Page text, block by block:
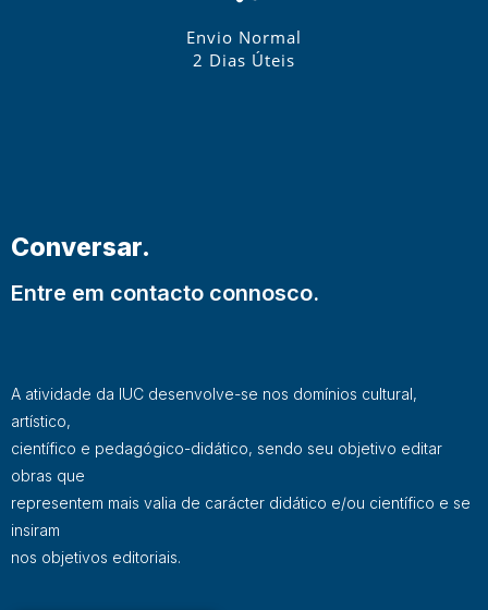
Envio Normal
2 Dias Úteis
Conversar.
Entre em contacto connosco.
A atividade da IUC desenvolve-se nos domínios cultural,
artístico,
científico e pedagógico-didático, sendo seu objetivo editar
obras que
representem mais valia de carácter didático e/ou científico e se
insiram
nos objetivos editoriais.